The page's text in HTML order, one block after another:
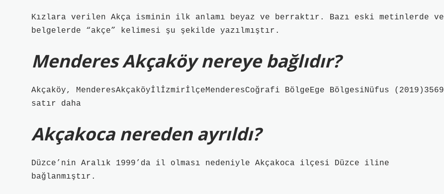
Kızlara verilen Akça isminin ilk anlamı beyaz ve berraktır. Bazı eski metinlerde ve
belgelerde “akçe” kelimesi şu şekilde yazılmıştır.
Menderes Akçaköy nereye bağlıdır?
Akçaköy, MenderesAkçaköyİlİzmirİlçeMenderesCoğrafi BölgeEge BölgesiNüfus (2019)3569
satır daha
Akçakoca nereden ayrıldı?
Düzce’nin Aralık 1999’da il olması nedeniyle Akçakoca ilçesi Düzce iline
bağlanmıştır.